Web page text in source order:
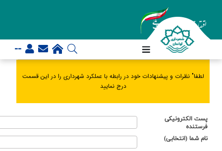
--
لطفا" نظرات و پیشنهادات خود در رابطه با عملکرد شهرداری را در این قسمت
درج نمایید
پست الکترونیکی
فرستنده
نام شما (انتخابي)